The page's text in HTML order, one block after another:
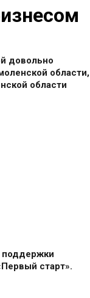
довольно
области,
области
поддержки
старт».